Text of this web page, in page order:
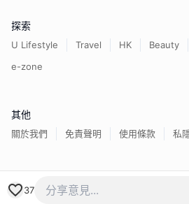
37
探索
U Lifestyle Travel HK Beauty
e-zone
其他
關於我們 免責聲明 使用條款 私
香港經濟日報版權所有©